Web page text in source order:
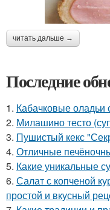
читать дальше →
Последние
1. Кабачковые оладьи
2. Милашино тесто
3. Пушистый кекс
4. Отличные
5. Какие уникальные
6. Салат с копченой
простой и вкусный